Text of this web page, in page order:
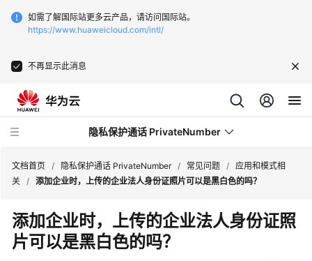
如需了解国际站更多云产品，请访问国际站。
https://www.huaweicloud.com/intl/
不再显示此消息
隐私保护通话 PrivateNumber
产
品
介
文档首页 / 隐私保护通话 PrivateNumber / 常见问题 / 应用和模式相
关 / 添加企业时，上传的企业法人身份证照片可以是黑白色的吗？
添加企业时，上传的企业法人身份证照
片可以是黑白色的吗？